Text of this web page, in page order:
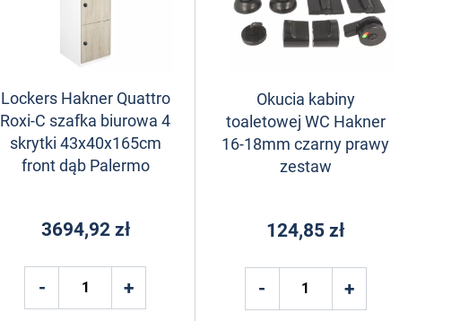
Lockers Hakner Quattro
Roxi-C szafka biurowa 4
skrytki 43x40x165cm
front dąb Palermo
3694,92 zł
Okucia kabiny
toaletowej WC Hakner
16-18mm czarny prawy
zestaw
124,85 zł